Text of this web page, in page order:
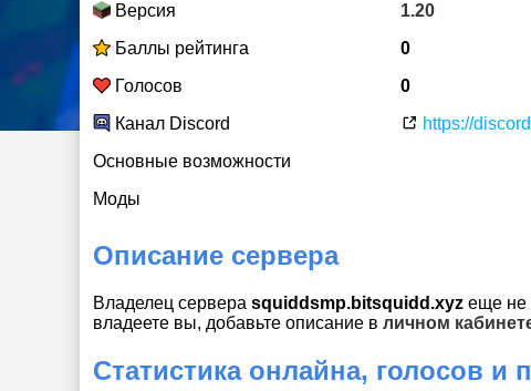
Версия
1.20
Баллы рейтинга
0
Голосов
0
Канал Discord
https://
Основные возможности
Моды
Описание сервера
Владелец сервера squiddsmp.bitsquidd.xyz еще не
владеете вы, добавьте описание в личном
Статистика онлайна, голосов и